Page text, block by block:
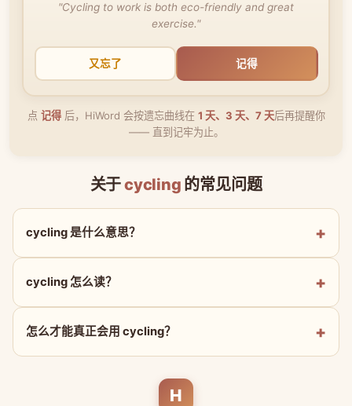
"Cycling to work is both eco-friendly and great
exercise."
又忘了 记得
点 记得后，HiWord 会按遗忘曲线在 1 天、3 天、7 天后再提醒你
—— 直到记牢为止。
关于cycling 的常见问题
cycling 是什么意思？
cycling 怎么读？
怎么才能真正会用 cycling？
H